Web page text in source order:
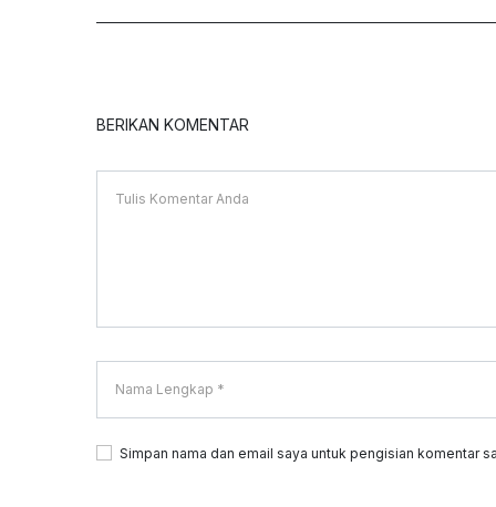
BERIKAN KOMENTAR
Simpan nama dan email saya untuk pengisian komentar